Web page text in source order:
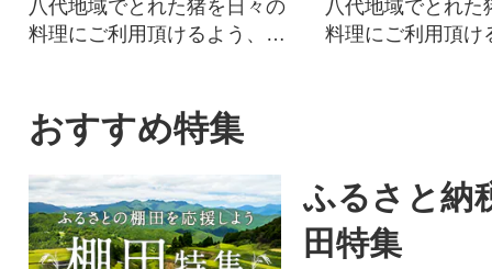
八代地域でとれた猪を日々の
料理にご利用頂けるよう、薄
八代地域でとれた
料理にご利用頂け
おすすめ特集
ふるさと納
田特集